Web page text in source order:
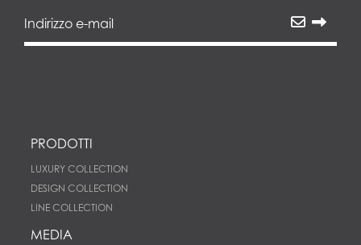
PRODOTTI
LUXURY COLLECTION
DESIGN COLLECTION
LINE COLLECTION
MEDIA